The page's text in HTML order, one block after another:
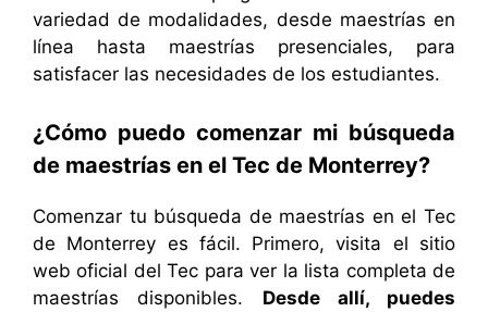
variedad de modalidades, desde maestrías en
línea hasta maestrías presenciales, para
satisfacer las necesidades de los estudiantes.
¿Cómo puedo comenzar mi búsqueda
de maestrías en el Tec de Monterrey?
Comenzar tu búsqueda de maestrías en el Tec
de Monterrey es fácil. Primero, visita el sitio
web oficial del Tec para ver la lista completa de
maestrías disponibles. Desde allí, puedes